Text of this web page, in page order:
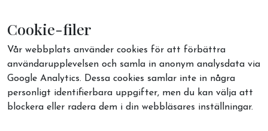
Cookie-filer
Vår webbplats använder cookies för att förbättra
användarupplevelsen och samla in anonym analysdata via
Google Analytics. Dessa cookies samlar inte in några
personligt identifierbara uppgifter, men du kan välja att
blockera eller radera dem i din webbläsares inställningar.